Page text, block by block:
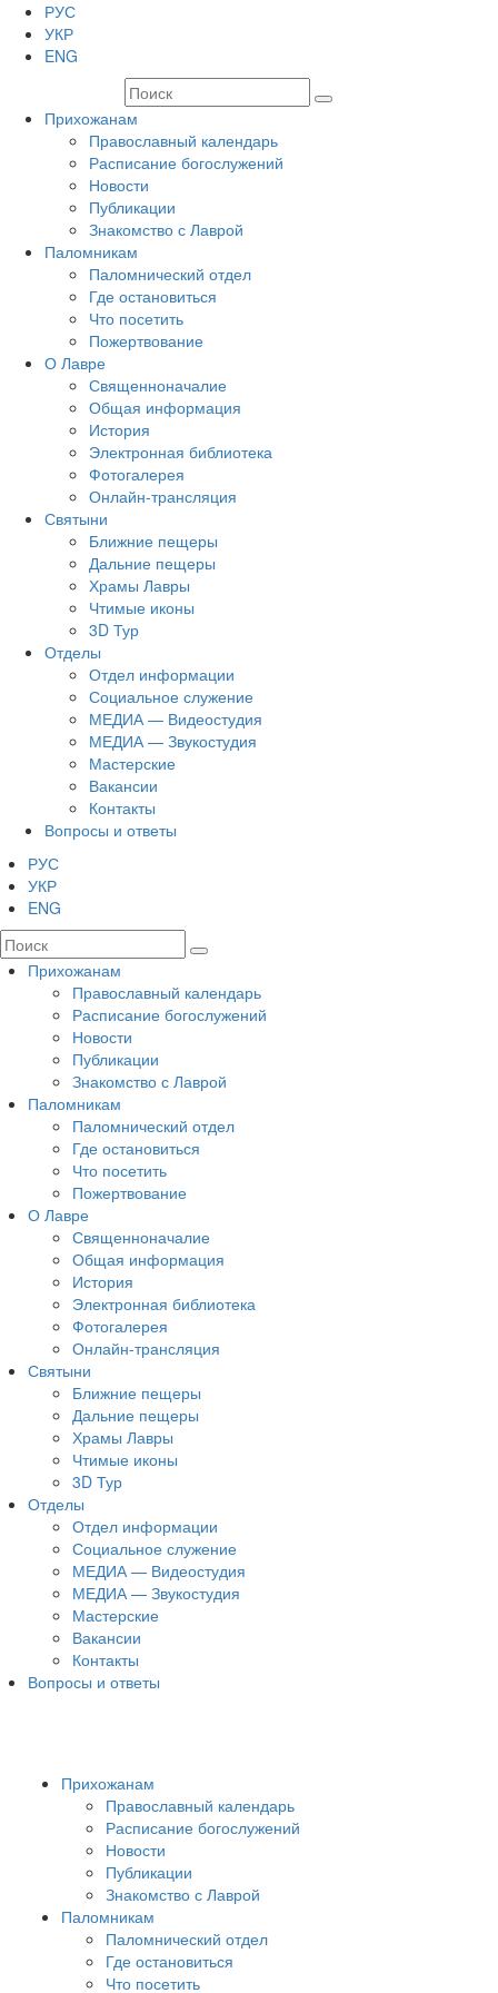
РУС
УКР
ENG
Прихожанам
Православный календарь
Расписание богослужений
Новости
Публикации
Знакомство с Лаврой
Паломникам
Паломнический отдел
Где остановиться
Что посетить
Пожертвование
О Лавре
Священноначалие
Общая информация
История
Электронная библиотека
Фотогалерея
Онлайн-трансляция
Святыни
Ближние пещеры
Дальние пещеры
Храмы Лавры
Чтимые иконы
3D Тур
Отделы
Отдел информации
Социальное служение
МЕДИА — Видеостудия
МЕДИА — Звукостудия
Мастерские
Вакансии
Контакты
Вопросы и ответы
РУС
УКР
ENG
Прихожанам
Православный календарь
Расписание богослужений
Новости
Публикации
Знакомство с Лаврой
Паломникам
Паломнический отдел
Где остановиться
Что посетить
Пожертвование
О Лавре
Священноначалие
Общая информация
История
Электронная библиотека
Фотогалерея
Онлайн-трансляция
Святыни
Ближние пещеры
Дальние пещеры
Храмы Лавры
Чтимые иконы
3D Тур
Отделы
Отдел информации
Социальное служение
МЕДИА — Видеостудия
МЕДИА — Звукостудия
Мастерские
Вакансии
Контакты
Вопросы и ответы
Прихожанам
Православный календарь
Расписание богослужений
Новости
Публикации
Знакомство с Лаврой
Паломникам
Паломнический отдел
Где остановиться
Что посетить